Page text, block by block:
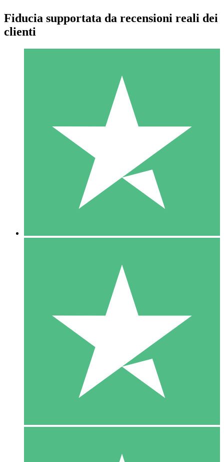
Pacchetti di Crediti Individuali
Paga a consumo con crediti di download. Nessun impegno
1 Download
10
US$1500
10 Download
20
Fiducia supportata da recensioni reali dei
clienti